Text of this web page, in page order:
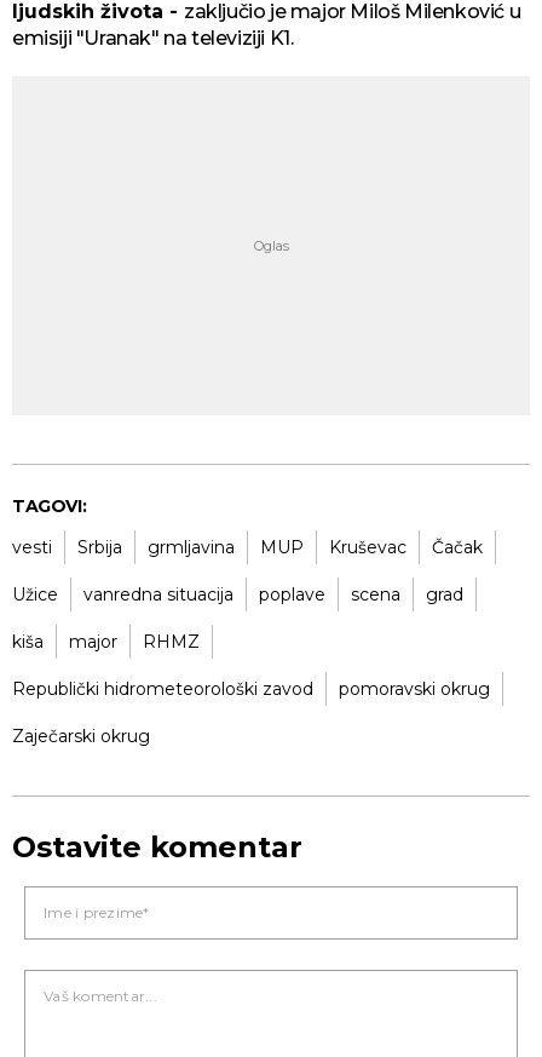
ljudskih života - zaključio je major Miloš Milenković u
emisiji "Uranak" na televiziji K1.
TAGOVI:
vesti
Srbija grmljavina MUP Kruševac Čačak
Užice vanredna situacija poplave scena grad
kiša major RHMZ
Republički hidrometeorološki zavod pomoravski okrug
Zaječarski okrug
Ostavite komentar